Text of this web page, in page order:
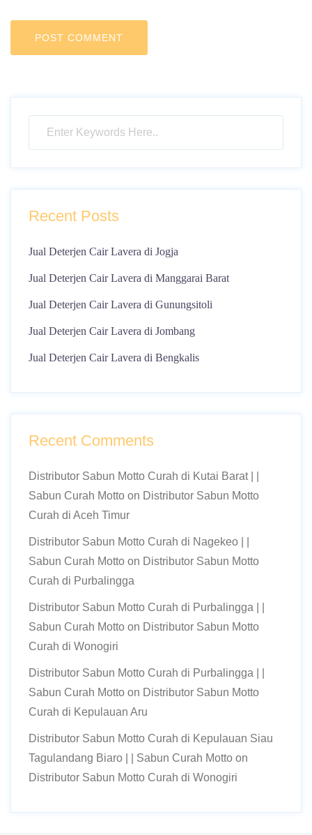
Recent Posts
Jual Deterjen Cair Lavera di Jogja
Jual Deterjen Cair Lavera di Manggarai Barat
Jual Deterjen Cair Lavera di Gunungsitoli
Jual Deterjen Cair Lavera di Jombang
Jual Deterjen Cair Lavera di Bengkalis
Recent Comments
Distributor Sabun Motto Curah di Kutai Barat | |
Sabun Curah Motto on Distributor Sabun Motto
Curah di Aceh Timur
Distributor Sabun Motto Curah di Nagekeo | |
Sabun Curah Motto on Distributor Sabun Motto
Curah di Purbalingga
Distributor Sabun Motto Curah di Purbalingga | |
Sabun Curah Motto on Distributor Sabun Motto
Curah di Wonogiri
Distributor Sabun Motto Curah di Purbalingga | |
Sabun Curah Motto on Distributor Sabun Motto
Curah di Kepulauan Aru
Distributor Sabun Motto Curah di Kepulauan Siau
Tagulandang Biaro | | Sabun Curah Motto on
Distributor Sabun Motto Curah di Wonogiri